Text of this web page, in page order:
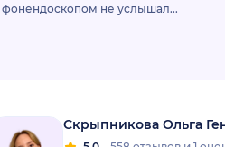
фонендоскопом не услышал...
Скрыпникова Ольга